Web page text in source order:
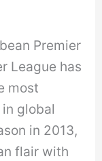
Premier
League has
most
global
in 2013,
flair with